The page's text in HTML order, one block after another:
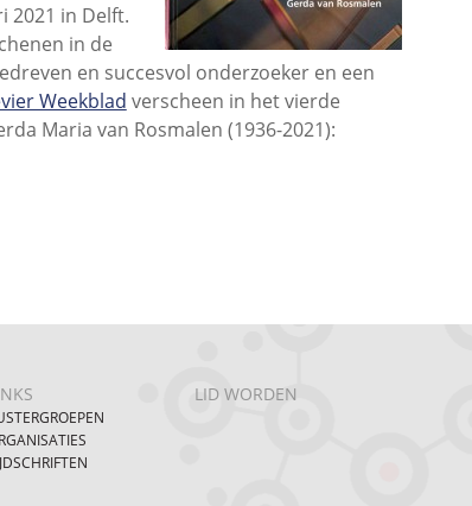
2021 in Delft.
in de
en succesvol onderzoeker en een
Weekblad verscheen in het vierde
Maria van Rosmalen (1936-2021):
LID WORDEN